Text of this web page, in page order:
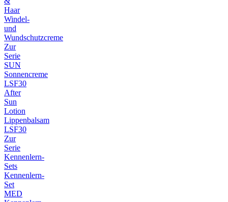
Haar
Windel-
und
Wundschutzcreme
Zur
Serie
SUN
Sonnencreme
LSF30
After
Sun
Lotion
Lippenbalsam
LSF30
Zur
Serie
Kennenlern-
Sets
Kennenlern-
Set
MED